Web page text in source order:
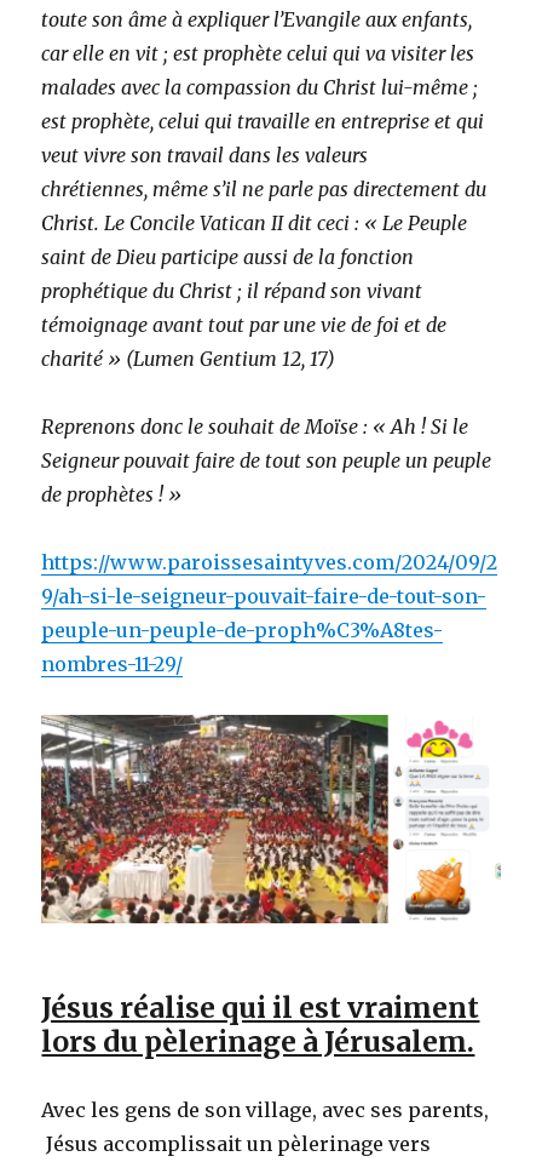
toute son âme à expliquer l’Evangile aux enfants,
car elle en vit ; est prophète celui qui va visiter les
malades avec la compassion du Christ lui-même ;
est prophète, celui qui travaille en entreprise et qui
veut vivre son travail dans les valeurs
chrétiennes, même s’il ne parle pas directement du
Christ. Le Concile Vatican II dit ceci : « Le Peuple
saint de Dieu participe aussi de la fonction
prophétique du Christ ; il répand son vivant
témoignage avant tout par une vie de foi et de
charité » (Lumen Gentium 12, 17)
Reprenons donc le souhait de Moïse : « Ah ! Si le
Seigneur pouvait faire de tout son peuple un peuple
de prophètes ! »
https://www.paroissesaintyves.com/2024/09/2
9/ah-si-le-seigneur-pouvait-faire-de-tout-son-
peuple-un-peuple-de-proph%C3%A8tes-
nombres-11-29/
Jésus réalise qui il est vraiment
lors du pèlerinage à Jérusalem.
Avec les gens de son village, avec ses parents,
Jésus accomplissait un pèlerinage vers